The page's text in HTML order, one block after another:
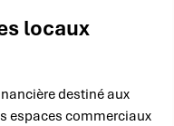
locaux
destiné aux
espaces commerciaux